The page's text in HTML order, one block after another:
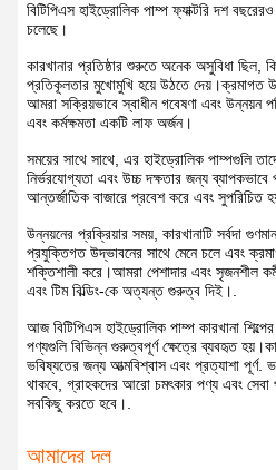
বিটিপিএস হাইড্রোলিক পাম্প ফ্যাক্টরি দশ
চলেছে।
কারখানার প্রতিষ্ঠার শুরুতে অনেক অসুবিধা ছিল,
প্রতিকূলতার মুখোমুখি হয়ে উঠতে দেয়।ক্রমাগত
আমরা সক্রিয়ভাবে স্বাধীন গবেষণা এবং উন্নয়ন
এবং কর্মক্ষমতা একটি লাফ অর্জন।
সময়ের সাথে সাথে, এর হাইড্রোলিক পাম্পগুলি
নির্ভরযোগ্যতা এবং উচ্চ দক্ষতার জন্য
আন্তর্জাতিক বাজারে প্রবেশ করে এবং সুপরিচিত
উন্নয়নের প্রক্রিয়ার সময়, কারখানাটি সর্বদা
প্রযুক্তিগত উদ্ভাবনের সাথে মেনে চলে এবং
শক্তিশালী করে।আমরা পেশাদার এবং সৃজনশীল
এবং টিম বিল্ডিং-কে অত্যন্ত গুরুত্ব দিই।.
আজ বিটিপিএস হাইড্রোলিক পাম্প কারখানা
পণ্যগুলি বিভিন্ন গুরুত্বপূর্ণ ক্ষেত্রে ব্যবহৃত
ভবিষ্যতের জন্য আত্মবিশ্বাস এবং প্রত্যাশা পূর্ণ.
থাকবে, গ্রাহকদের আরো চমৎকার পণ্য এবং সেবা
সবকিছু করতে হবে।.
আমাদের দল